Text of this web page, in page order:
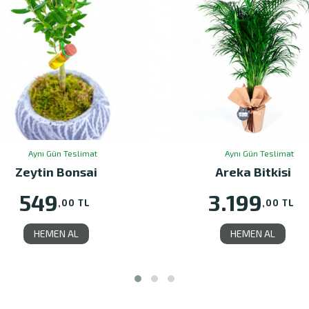
Aynı Gün Teslimat
Areka Bitkisi
3.199,00 TL
HEMEN AL
Aynı Gün Teslimat
Couple Color Orkide
1.215,00 TL
HEMEN AL